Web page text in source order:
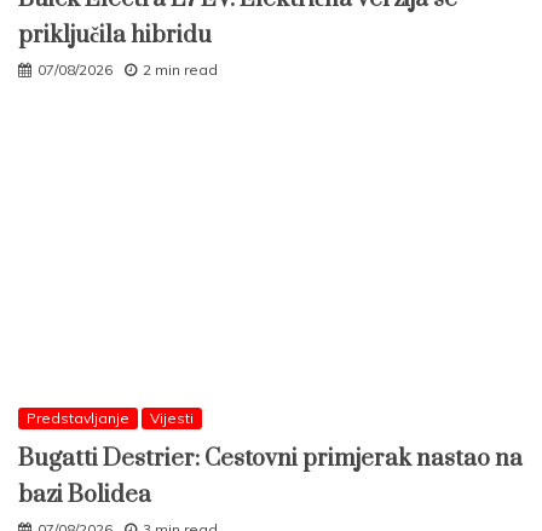
priključila hibridu
07/08/2026 2 min read
Predstavljanje Vijesti
Bugatti Destrier: Cestovni primjerak nastao na
bazi Bolidea